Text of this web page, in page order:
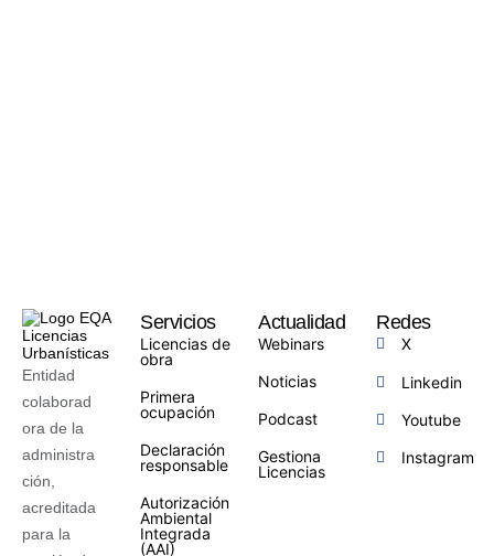
Entidad
colaborad
ora de la
administra
ción,
acreditada
para la
Servicios
Licencias de
obra
Primera
ocupación
Declaración
responsable
Autorización
Ambiental
Integrada
(AAI)
Actualidad
Webinars
Noticias
Podcast
Gestiona
Licencias
Redes
X
Linkedin
Youtube
Instagram